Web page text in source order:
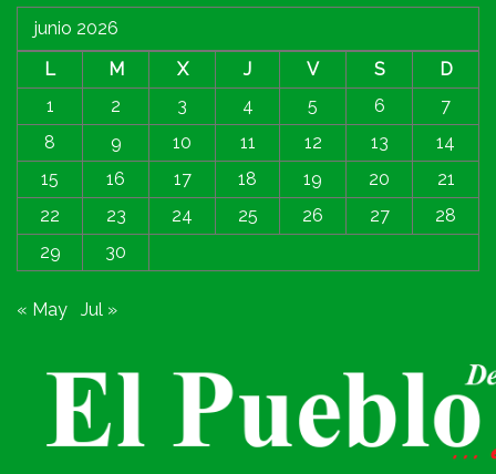
junio 2026
L
M X J V S
D
1
2 3 4 5 6
7
8
9 10 11 12 13
14
15
16 17 18 19 20
21
22
23 24 25 26 27
28
29
30
« May Jul »